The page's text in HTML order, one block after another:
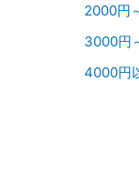
2000円
3000円
4000円